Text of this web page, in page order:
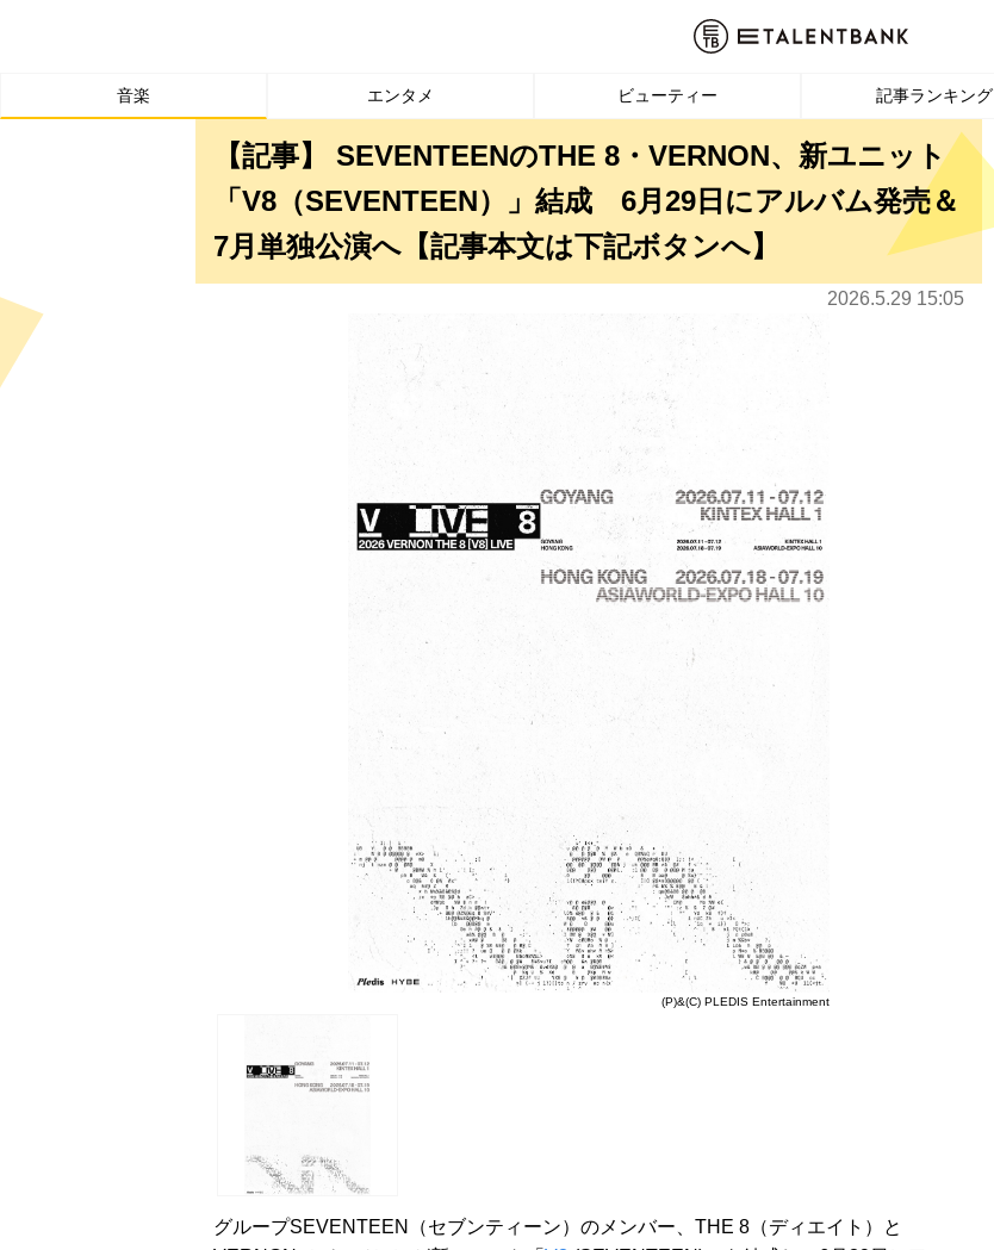
音楽 エンタメ ビューティー 記事ランキング
【記事】 SEVENTEENのTHE 8・VERNON、新ユニット
「V8（SEVENTEEN）」結成 6月29日にアルバム発売＆
7月単独公演へ【記事本文は下記ボタンへ】
2026.5.29 15:05
(P)&(C) PLEDIS Entertainment
グループSEVENTEEN（セブンティーン）のメンバー、THE 8（ディエイト）と